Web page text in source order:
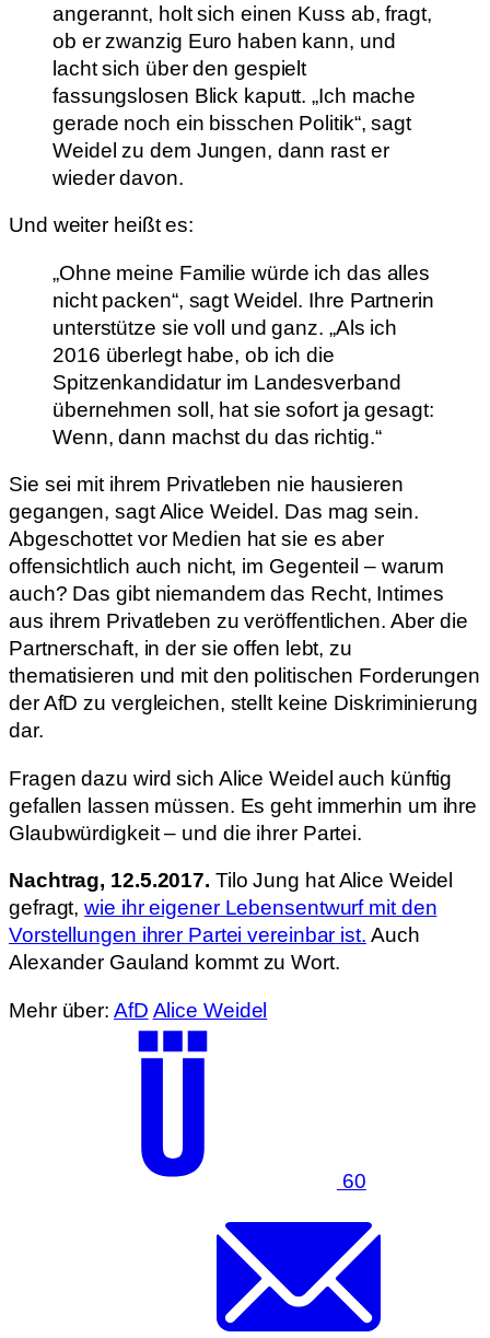
angerannt, holt sich einen Kuss ab, fragt,
ob er zwanzig Euro haben kann, und
lacht sich über den gespielt
fassungslosen Blick kaputt. „Ich mache
gerade noch ein bisschen Politik“, sagt
Weidel zu dem Jungen, dann rast er
wieder davon.
Und weiter heißt es:
„Ohne meine Familie würde ich das alles
nicht packen“, sagt Weidel. Ihre Partnerin
unterstütze sie voll und ganz. „Als ich
2016 überlegt habe, ob ich die
Spitzenkandidatur im Landesverband
übernehmen soll, hat sie sofort ja gesagt:
Wenn, dann machst du das richtig.“
Sie sei mit ihrem Privatleben nie hausieren
gegangen, sagt Alice Weidel. Das mag sein.
Abgeschottet vor Medien hat sie es aber
offensichtlich auch nicht, im Gegenteil – warum
auch? Das gibt niemandem das Recht, Intimes
aus ihrem Privatleben zu veröffentlichen. Aber die
Partnerschaft, in der sie offen lebt, zu
thematisieren und mit den politischen Forderungen
der AfD zu vergleichen, stellt keine Diskriminierung
dar.
Fragen dazu wird sich Alice Weidel auch künftig
gefallen lassen müssen. Es geht immerhin um ihre
Glaubwürdigkeit – und die ihrer Partei.
Nachtrag, 12.5.2017. Tilo Jung hat Alice Weidel
gefragt,wie ihr eigener Lebensentwurf mit den
Vorstellungen ihrer Partei vereinbar ist. Auch
Alexander Gauland kommt zu Wort.
Mehr über: AfD Alice Weidel
60